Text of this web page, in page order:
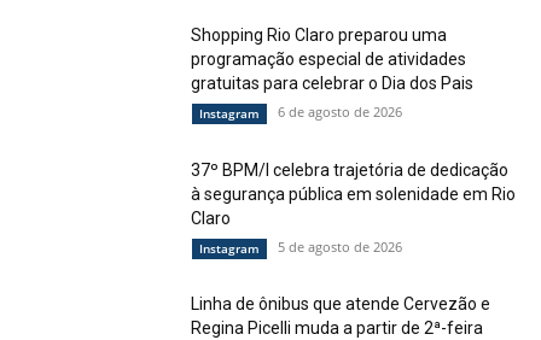
Shopping Rio Claro preparou uma
programação especial de atividades
gratuitas para celebrar o Dia dos Pais
Instagram 6 de agosto de 2026
37º BPM/I celebra trajetória de dedicação
à segurança pública em solenidade em Rio
Claro
Instagram 5 de agosto de 2026
Linha de ônibus que atende Cervezão e
Regina Picelli muda a partir de 2ª-feira